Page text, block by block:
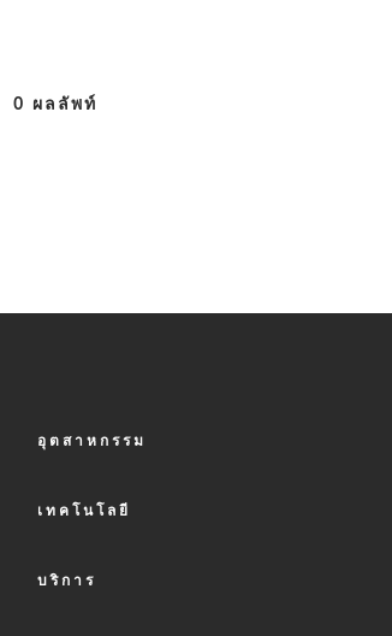
0 ผลลัพท์
FOOTER
MENU
อุตสาหกรรม
เทคโนโลยี
บริการ